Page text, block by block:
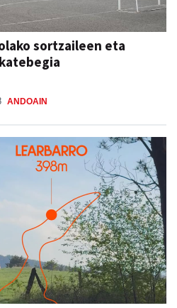
sortzaileen eta
ANDOAIN